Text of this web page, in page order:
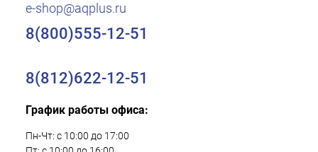
e-shop@aqplus.ru
8(800)555-12-51
8(812)622-12-51
График работы офиса:
Пн-Чт: с 10:00 до 17:00